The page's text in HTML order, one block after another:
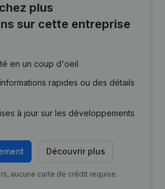
plus
sur cette entreprise
en un coup d'oeil
rapides ou des détails
à jour sur les développements
Découvrir plus
aucune carte de crédit requise.